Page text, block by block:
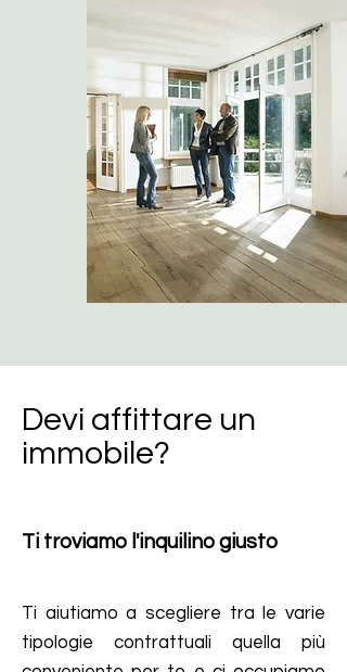
Devi affittare un
immobile?
Ti troviamo l'inquilino giusto
Ti aiutiamo a scegliere tra le varie
tipologie contrattuali quella più